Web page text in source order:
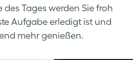
Tages werden Sie froh
Aufgabe erledigt ist und
mehr genießen.